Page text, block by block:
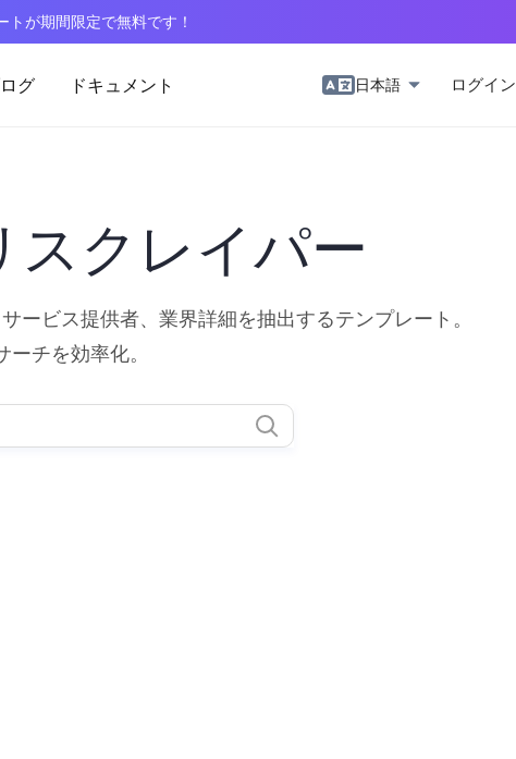
が期間限定で無料です！
グ ドキュメント 日本語 ログイン
スクレイパー
ービス提供者、業界詳細を抽出するテンプレート。
ーチを効率化。